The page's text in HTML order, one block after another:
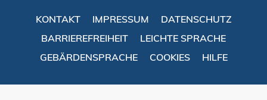
KONTAKT IMPRESSUM
DATENSCHUTZ
BARRIEREFREIHEIT
LEICHTE SPRACHE
GEBÄRDENSPRACHE
COOKIES HILFE